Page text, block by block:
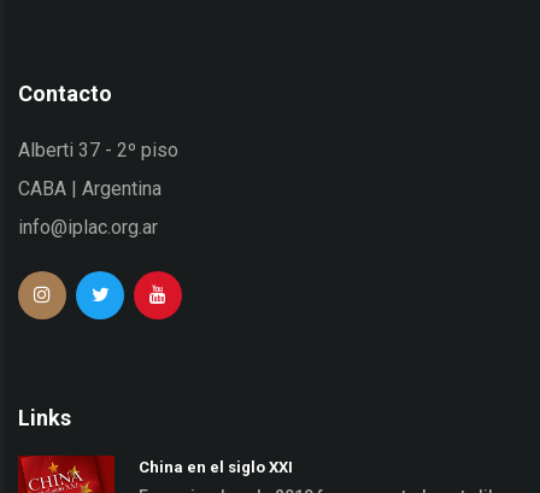
Contacto
Alberti 37 - 2º piso
CABA | Argentina
info@iplac.org.ar
Links
China en el siglo XXI